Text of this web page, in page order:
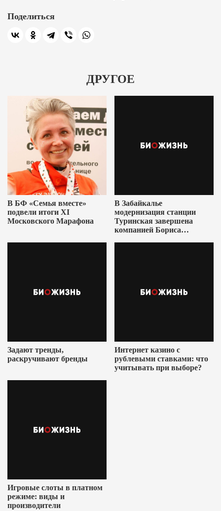
Поделиться
ДРУГОЕ
В БФ «Семья вместе»
подвели итоги XI
Московского Марафона
В Забайкалье
модернизация станции
Туринская завершена
компанией Бориса
Задают тренды,
раскручивают бренды
Интернет казино с
рублевыми ставками: что
учитывать при выборе?
Игровые слоты в платном
режиме: виды и
производители